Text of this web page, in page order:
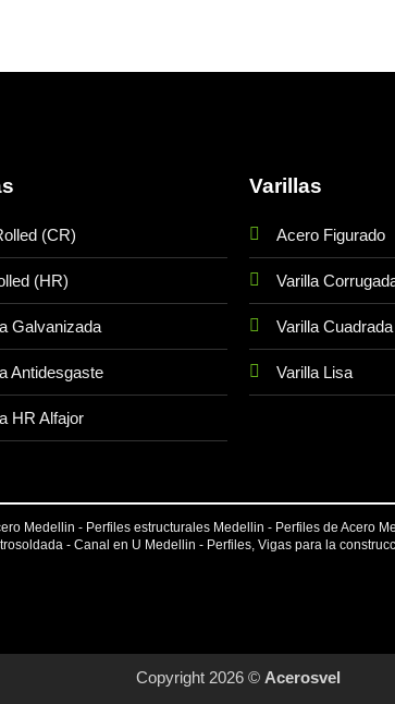
(CR)
(HR)
Galvanizada
Antidesgaste
HR Alfajor
Varillas
Acero Figurado
Varilla
Varilla Cuadrada
Varilla Lisa
Medellin - Perfiles estructurales Medellin - Perfiles de Acero
- Canal en U Medellin - Perfiles, Vigas para la
Copyright 2026 © Acerosvel